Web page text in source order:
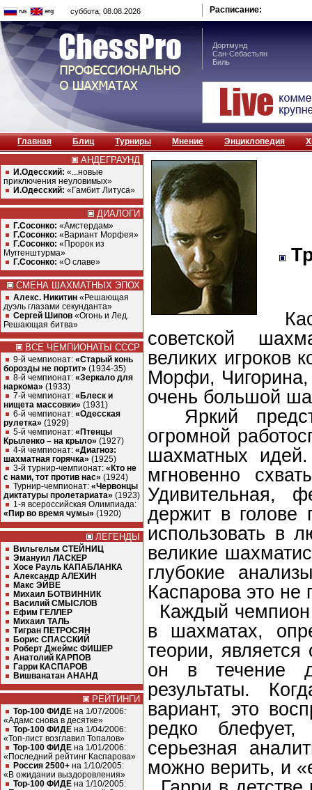
суббота, 08.08.2026 Расписание:
Дортмунд
Сан-Себастьян
Биль
Главная Блиц Турниры Мнение Энциклопедия
АНДЕГРАУНД
И.Одесский: «...новые
приключения неуловимых»
И.Одесский: «Гамбит Литуса»
ДИАЛОГИ
Г.Сосонко: «Амстердам»
Г.Сосонко: «Вариант Морфея»
Г.Сосонко: «Пророк из
Муггенштурма»
Г.Сосонко: «О славе»
СМЕНА ШАХМАТНЫХ ЭПОХ
Алекс. Никитин «Решающая
дуэль глазами секунданта»
Сергей Шипов «Огонь и Лед.
Решающая битва»
ВСЕ ЧЕМПИОНАТЫ СССР
9-й чемпионат: «Старый конь
борозды не портит» (1934-35)
8-й чемпионат: «Зеркало для
наркома» (1933)
7-й чемпионат: «Блеск и
нищета массовки» (1931)
6-й чемпионат: «Одесская
рулетка» (1929)
5-й чемпионат: «Птенцы
Крыленко – на крыло» (1927)
4-й чемпионат: «Диагноз:
шахматная горячка» (1925)
3-й турнир-чемпионат: «Кто не
с нами, тот против нас» (1924)
Турнир-чемпионат: «Червонцы
диктатуры пролетариата» (1923)
1-я всероссийская Олимпиада:
«Пир во время чумы» (1920)
ЛЕГЕНДЫ
Вильгельм СТЕЙНИЦ
Эмануил ЛАСКЕР
Хосе Рауль КАПАБЛАНКА
Александр АЛЕХИН
Макс ЭЙВЕ
Михаил БОТВИННИК
Василий СМЫСЛОВ
Ефим ГЕЛЛЕР
Михаил ТАЛЬ
Тигран ПЕТРОСЯН
Борис СПАССКИЙ
Роберт Джеймс ФИШЕР
Анатолий КАРПОВ
Гарри КАСПАРОВ
Вишванатан АНАНД
РЕЙТИНГИ
Top-100 ФИДЕ на 1/07/2006:
«Адамс снова в десятке»
Top-100 ФИДЕ на 1/04/2006:
«Топ-лист возглавил Топалов»
Top-100 ФИДЕ на 1/01/2006:
«Последний рейтинг Каспарова»
Россия 2500+ на 1/10/2005:
«В ожидании выздоровления»
Top-100 ФИДЕ на 1/10/2005:
советской
великих игроков
Морфи,
очень большой
Яркий
огромной
шахматных
мгновенно
Удивительная,
держит в голове
использовать в
великие
глубокие
Каспарова это не
Каждый чемпион
в шахматах,
теории,
он в течение
результаты.
вариант, это
редко
серьезная
можно верить, и